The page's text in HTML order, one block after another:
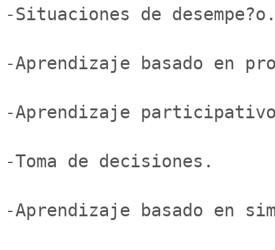
-Situaciones de
-Aprendizaje basado en
-Aprendizaje
-Toma de decisiones.
-Aprendizaje basado en